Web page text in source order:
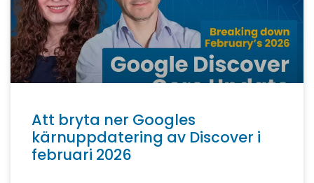
Att bryta ner Googles
kärnuppdatering av Discover i
februari 2026